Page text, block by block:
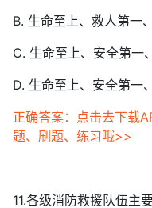
B. 生命至上、救人第一
C. 生命至上、安全第一
D. 生命至上、安全第一
正确答案：点击去下载
题、刷题、练习哦>>
11.各级消防救援队伍主